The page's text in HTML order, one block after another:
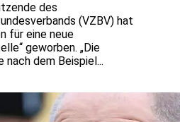
des
(VZBV) hat
für eine neue
geworben. „Die
nach dem Beispiel...